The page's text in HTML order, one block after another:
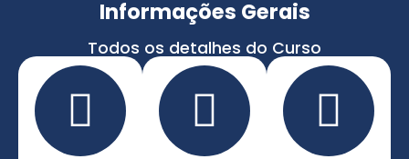
Informações Gerais
Todos os detalhes do Curso